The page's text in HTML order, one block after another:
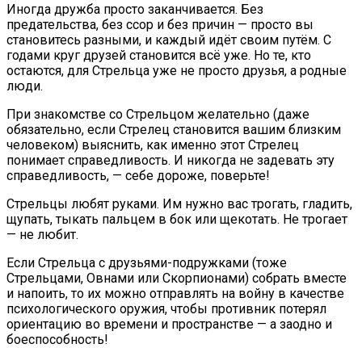
Иногда дружба просто заканчивается. Без
предательства, без ссор и без причин — просто вы
становитесь разными, и каждый идёт своим путём. С
годами круг друзей становится всё уже. Но те, кто
остаются, для Стрельца уже не просто друзья, а родные
люди.
При знакомстве со Стрельцом желательно (даже
обязательно, если Стрелец становится вашим близким
человеком) выяснить, как именно этот Стрелец
понимает справедливость. И никогда не задевать эту
справедливость, — себе дороже, поверьте!
Стрельцы любят руками. Им нужно вас трогать, гладить,
щупать, тыкать пальцем в бок или щекотать. Не трогает
— не любит.
Если Стрельца с друзьями-подружками (тоже
Стрельцами, Овнами или Скорпионами) собрать вместе
и напоить, то их можно отправлять на войну в качестве
психологического оружия, чтобы противник потерял
ориентацию во времени и пространстве — а заодно и
боеспособность!